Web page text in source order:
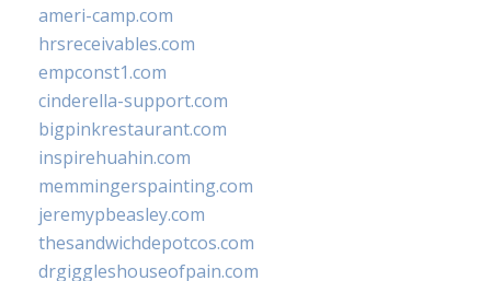
ameri-camp.com
hrsreceivables.com
empconst1.com
cinderella-support.com
bigpinkrestaurant.com
inspirehuahin.com
memmingerspainting.com
jeremypbeasley.com
thesandwichdepotcos.com
drgiggleshouseofpain.com